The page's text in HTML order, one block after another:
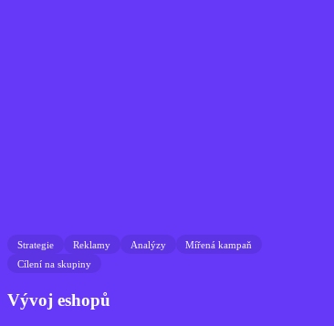
Strategie Reklamy Analýzy
Mířená kampaň
Cílení na skupiny
Vývoj eshopů